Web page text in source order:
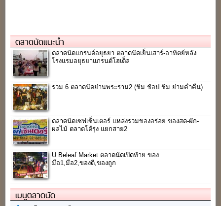
ตลาดนัดแนะนำ
ตลาดนัดแกรนด์อยุธยา ตลาดนัดเย็นเสาร์-อาทิตย์หลัง
โรงแรมอยุธยาแกรนด์โฮเต็ล
รวม 6 ตลาดนัดย่านพระราม2 (ชิม ช้อป ชิม ย่ามค่ำคืน)
ตลาดนัดเซฟเซ็นเตอร์ แหล่งรวมของอร่อย ของสด-ผัก-
ผลไม้ ตลาดโต้รุ่ง แยกสาย2
U Beleaf Market ตลาดนัดเปิดท้าย ของ
มือ1,มือ2,ของดี,ของถูก
เมนูตลาดนัด